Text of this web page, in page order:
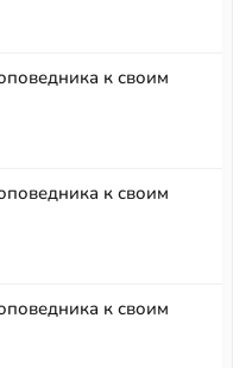
к своим
к своим
к своим